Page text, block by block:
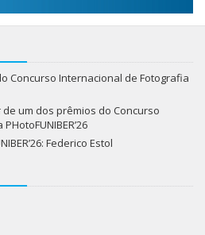
Concurso Internacional de Fotografia
um dos prêmios do Concurso
Federico Estol